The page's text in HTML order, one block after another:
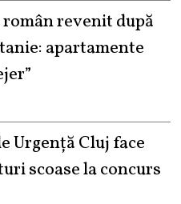
revenit după
apartamente
Urgență Cluj face
scoase la concurs